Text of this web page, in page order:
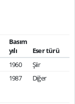
Basım
yılı
Eser türü
1960
Şiir
1987 Diğer